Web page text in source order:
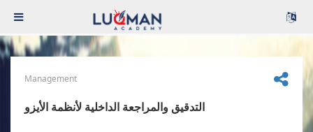
Management
التدقيق والمراجعة الداخلية لأنظمة الأيزو